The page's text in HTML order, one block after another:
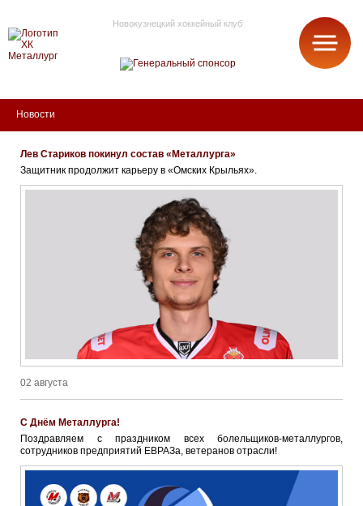
Новокузнецкий хоккейный клуб
Новости
Лев Стариков покинул состав «Металлурга»
Защитник продолжит карьеру в «Омских Крыльях».
02 августа
С Днём Металлурга!
Поздравляем с праздником всех болельщиков-металлургов,
сотрудников предприятий ЕВРАЗа, ветеранов отрасли!